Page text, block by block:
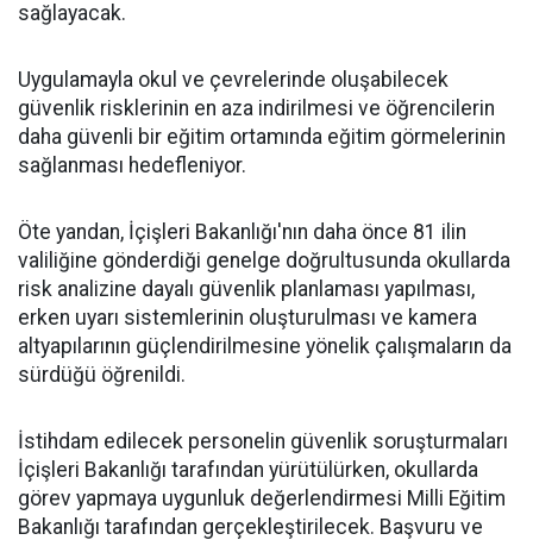
sağlayacak.
Uygulamayla okul ve çevrelerinde oluşabilecek
güvenlik risklerinin en aza indirilmesi ve öğrencilerin
daha güvenli bir eğitim ortamında eğitim görmelerinin
sağlanması hedefleniyor.
Öte yandan, İçişleri Bakanlığı'nın daha önce 81 ilin
valiliğine gönderdiği genelge doğrultusunda okullarda
risk analizine dayalı güvenlik planlaması yapılması,
erken uyarı sistemlerinin oluşturulması ve kamera
altyapılarının güçlendirilmesine yönelik çalışmaların da
sürdüğü öğrenildi.
İstihdam edilecek personelin güvenlik soruşturmaları
İçişleri Bakanlığı tarafından yürütülürken, okullarda
görev yapmaya uygunluk değerlendirmesi Milli Eğitim
Bakanlığı tarafından gerçekleştirilecek. Başvuru ve